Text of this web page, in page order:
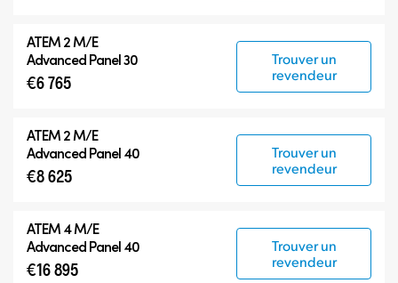
ATEM 2 M/E
Advanced Panel 30
€6 765
Trouver un
revendeur
ATEM 2 M/E
Advanced Panel 40
€8 625
Trouver un
revendeur
ATEM 4 M/E
Advanced Panel 40
€16 895
Trouver un
revendeur